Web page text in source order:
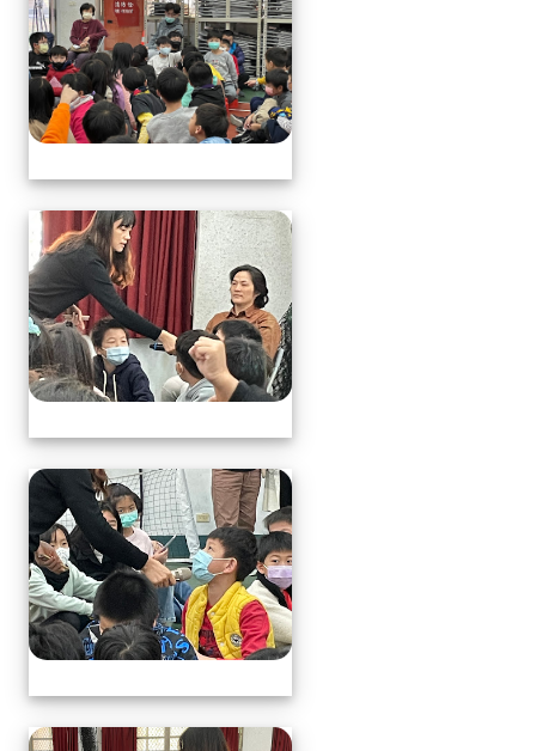
113.1.17中年級營養教育(
113.1.17中年級營養教育(
113.1.17中年級營養教育(